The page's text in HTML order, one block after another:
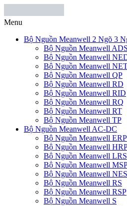
Menu
Bộ Nguồn Meanwell 2 Ngõ 3
Bộ Nguồn Meanwell ADS
Bộ Nguồn Meanwell
Bộ Nguồn Meanwell
Bộ Nguồn Meanwell QP
Bộ Nguồn Meanwell RD
Bộ Nguồn Meanwell RID
Bộ Nguồn Meanwell RQ
Bộ Nguồn Meanwell RT
Bộ Nguồn Meanwell TP
Bộ Nguồn Meanwell AC-DC
Bộ Nguồn Meanwell ERP
Bộ Nguồn Meanwell
Bộ Nguồn Meanwell LRS
Bộ Nguồn Meanwell
Bộ Nguồn Meanwell NES
Bộ Nguồn Meanwell RS
Bộ Nguồn Meanwell RSP
Bộ Nguồn Meanwell S